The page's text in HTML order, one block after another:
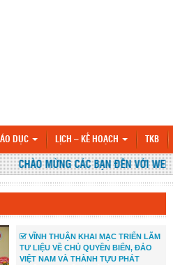
DỤC LỊCH – KẾ HOẠCH TKB
CHÀO MỪNG CÁC BẠN ĐẾN VỚI
VĨNH THUẬN KHAI MẠC TRIỂN LÃM
TƯ LIỆU VỀ CHỦ QUYỀN BIỂN, ĐẢO
VIỆT NAM VÀ THÀNH TỰU PHÁT